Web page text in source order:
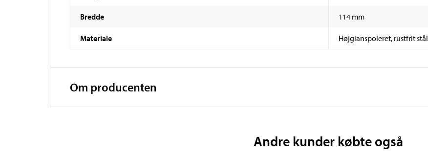
Bredde 114 mm
Materiale Højglanspoleret, rustfrit stål
Om producenten
Andre kunder købte også